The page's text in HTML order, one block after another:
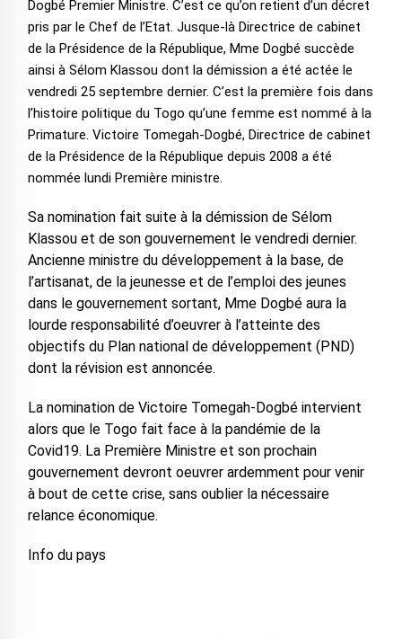
Dogbé Premier Ministre. C’est ce qu’on retient d’un décret
pris par le Chef de l’Etat. Jusque-là Directrice de cabinet
de la Présidence de la République, Mme Dogbé succède
ainsi à Sélom Klassou dont la démission a été actée le
vendredi 25 septembre dernier. C’est la première fois dans
l’histoire politique du Togo qu’une femme est nommé à la
Primature. Victoire Tomegah-Dogbé, Directrice de cabinet
de la Présidence de la République depuis 2008 a été
nommée lundi Première ministre.
Sa nomination fait suite à la démission de Sélom
Klassou et de son gouvernement le vendredi dernier.
Ancienne ministre du développement à la base, de
l’artisanat, de la jeunesse et de l’emploi des jeunes
dans le gouvernement sortant, Mme Dogbé aura la
lourde responsabilité d’oeuvrer à l’atteinte des
objectifs du Plan national de développement (PND)
dont la révision est annoncée.
La nomination de Victoire Tomegah-Dogbé intervient
alors que le Togo fait face à la pandémie de la
Covid19. La Première Ministre et son prochain
gouvernement devront oeuvrer ardemment pour venir
à bout de cette crise, sans oublier la nécessaire
relance économique.
Info du pays